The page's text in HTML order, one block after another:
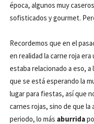
época, algunos muy
sofisticados y gourmet.
Recordemos que en el
en realidad la carne roja
estaba relacionado a eso, a
que se está esperando la
lugar para fiestas, así que
carnes rojas, sino de que
periodo, lo más aburrida